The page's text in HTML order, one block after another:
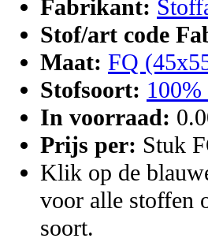
Fabrikant:
Stof/art code
Maat: FQ
Stofsoort: 100%
In voorraad:
Prijs per: Stuk
Klik op de
voor alle stoffen
soort.